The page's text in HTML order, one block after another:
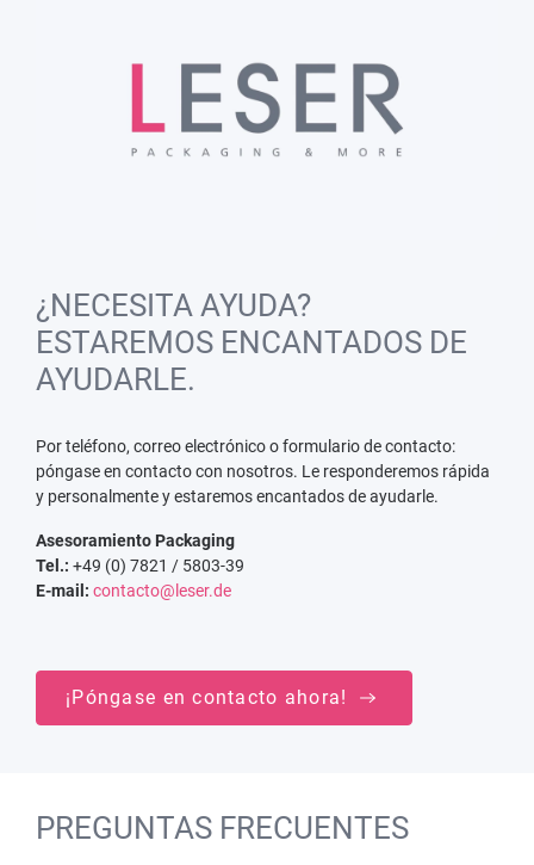
¿NECESITA AYUDA?
ESTAREMOS ENCANTADOS DE
AYUDARLE.
Por teléfono, correo electrónico o formulario de contacto:
póngase en contacto con nosotros. Le responderemos rápida
y personalmente y estaremos encantados de ayudarle.
Asesoramiento Packaging
Tel.: +49 (0) 7821 / 5803-39
E-mail: contacto@leser.de
¡Póngase en contacto ahora!
PREGUNTAS FRECUENTES